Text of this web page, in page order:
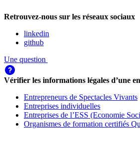
Retrouvez-nous sur les réseaux sociaux
linkedin
github
Une question
Vérifier les informations légales d’une
Entrepreneurs de Spectacles Vivants
Entreprises individuelles
Entreprises de l’ESS (Economie
Organismes de formation certifiés